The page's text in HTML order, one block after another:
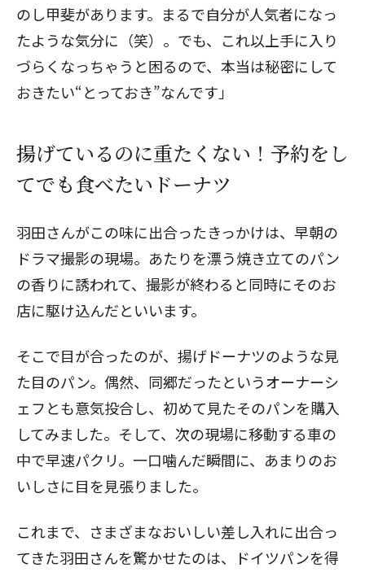
のし甲斐があります。まるで自分が人気者になっ
たような気分に（笑）。でも、これ以上手に入り
づらくなっちゃうと困るので、本当は秘密にして
おきたい“とっておき”なんです」
揚げているのに重たくない！予約をし
てでも食べたいドーナツ
羽田さんがこの味に出合ったきっかけは、早朝の
ドラマ撮影の現場。あたりを漂う焼き立てのパン
の香りに誘われて、撮影が終わると同時にそのお
店に駆け込んだといいます。
そこで目が合ったのが、揚げドーナツのような見
た目のパン。偶然、同郷だったというオーナーシ
ェフとも意気投合し、初めて見たそのパンを購入
してみました。そして、次の現場に移動する車の
中で早速パクリ。一口噛んだ瞬間に、あまりのお
いしさに目を見張りました。
これまで、さまざまなおいしい差し入れに出合っ
てきた羽田さんを驚かせたのは、ドイツパンを得